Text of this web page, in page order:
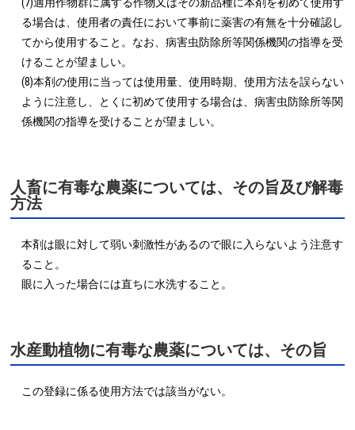
る場合は、使用者の責任において事前に薬害の有無を十分確認し
てから使用すること。なお、病害虫防除所等関係機関の指導を受
けることが望ましい。
(8)本剤の使用に当っては使用量、使用時期、使用方法を誤らない
ように注意し、とくに初めて使用する場合は、病害虫防除所等関
係機関の指導を受けることが望ましい。
人畜に有毒な農薬については、その旨及び解毒
方法
本剤は眼に対して弱い刺激性があるので眼に入らないよう注意す
ること。
眼に入った場合には直ちに水洗すること。
水産動植物に有毒な農薬については、その旨
この登録に係る使用方法では該当がない。